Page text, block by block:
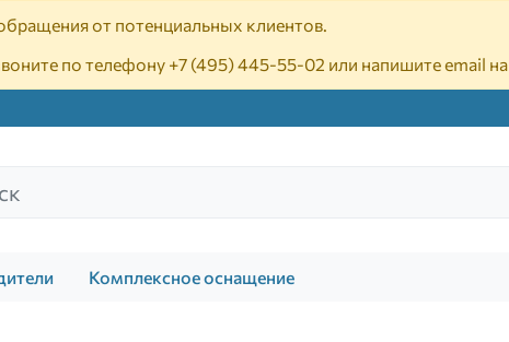
от потенциальных клиентов.
по телефону +7 (495) 445-55-02 или напишите email на
Комплексное оснащение